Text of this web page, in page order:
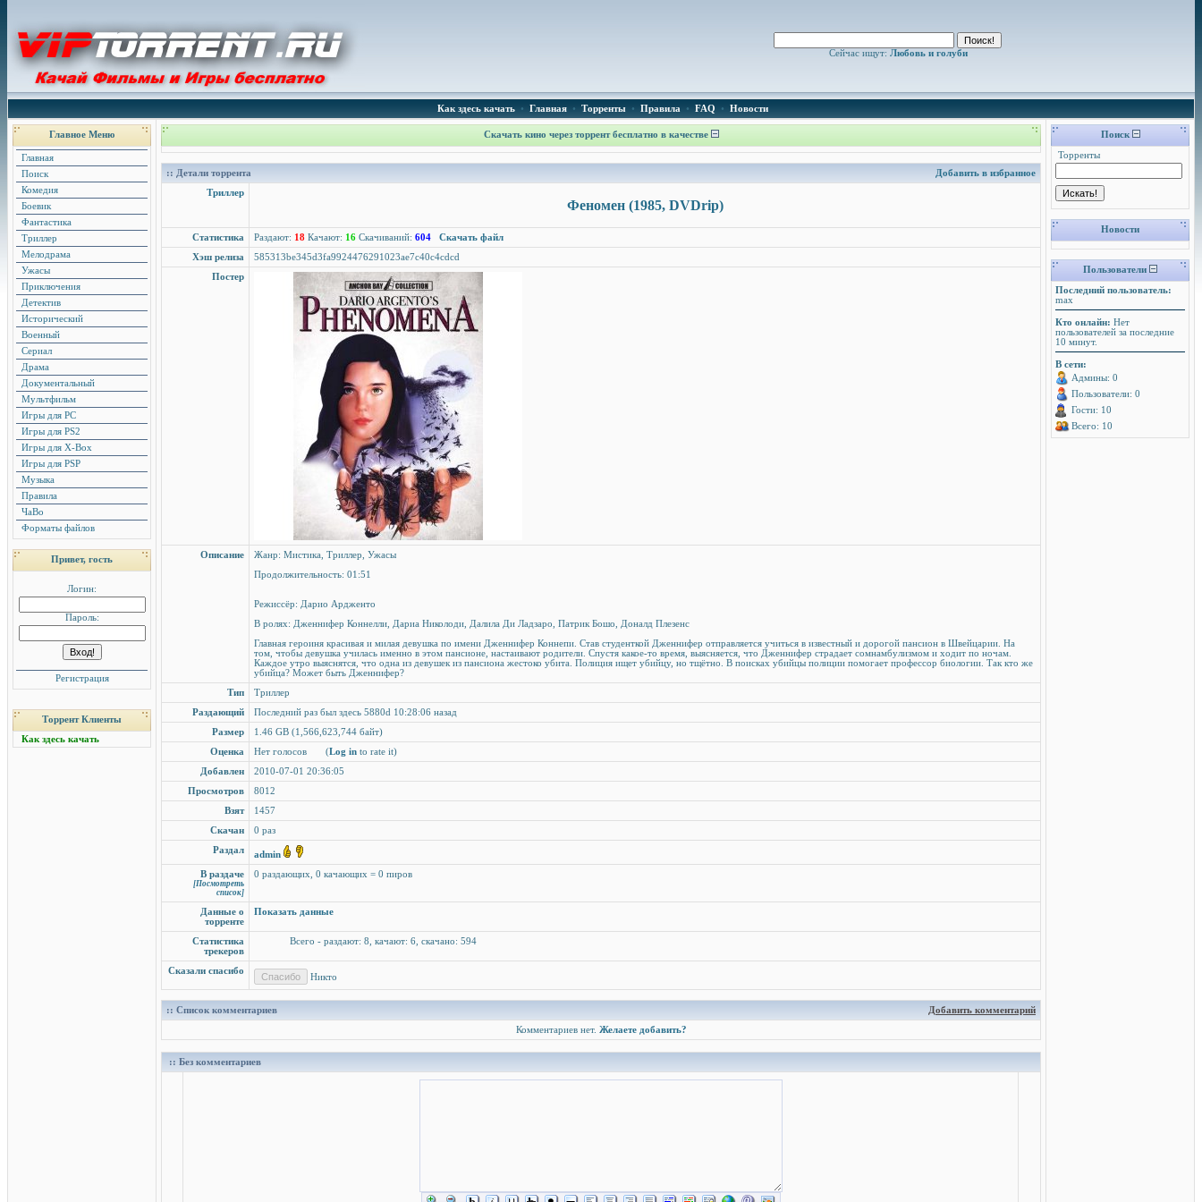
Сейчас ищут: Любовь и голуби
Как здесь качать• Главная• Торренты• Правила • FAQ • Новости
Главное Меню
Главная
Поиск
Комедия
Боевик
Фантастика
Триллер
Мелодрама
Ужасы
Приключения
Детектив
Исторический
Военный
Сериал
Драма
Документальный
Мультфильм
Игры для PC
Игры для PS2
Игры для X-Box
Игры для PSP
Музыка
Правила
ЧаВо
Форматы файлов
Привет, гость
Логин:
Пароль:
Регистрация
Торрент Клиенты
Как здесь качать
Скачать кино через торрент бесплатно в качестве
:: Детали торрента
Добавить в избранное
Триллер
Феномен (1985, DVDrip)
Статистика Раздают: 18 Качают: 16 Скачиваний: 604
Скачать файл
Хэш релиза
585313be345d3fa9924476291023ae7c40c4cdcd
Постер
Описание
Жанр: Мистика, Триллер, Ужасы
Продолжительность: 01:51
Режиссёр: Дарио Ардженто
В ролях: Дженнифер Коннелли, Дариа Николоди, Далила Ди Ладзаро, Патрик Бошо, Доналд Плезенс
Главная героиня красивая и милая девушка по имени Дженнифер Коннепи. Став студенткой Дженнифер отправляется учиться в известный и дорогой пансион в Швейцарии. На
том, чтобы девушка училась именно в этом пансионе, настаивают родители. Спустя какое-то время, выясняется, что Дженнифер страдает сомнамбулизмом и ходит по ночам.
Каждое утро выяснятся, что одна из девушек из пансиона жестоко убита. Полиция ищет убийцу, но тщётно. В поисках убийцы полиции помогает профессор биологии. Так кто же
убийца? Может быть Дженнифер?
Тип
Триллер
Раздающий
Последний раз был здесь 5880d 10:28:06 назад
Размер
1.46 GB (1,566,623,744 байт)
Оценка
Нет голосов (Log in to rate it)
Добавлен
2010-07-01 20:36:05
Просмотров
8012
Взят
1457
Скачан
0 раз
Раздал
admin
В раздаче
[Посмотреть
список]
0 раздающих, 0 качающих = 0 пиров
Данные о
торренте
Показать данные
Статистика
трекеров
Всего - раздают: 8, качают: 6, скачано: 594
Сказали спасибо
Никто
:: Список комментариев
Добавить комментарий
Комментариев нет. Желаете добавить?
:: Без комментариев
Поиск
Торренты
Новости
Пользователи
Последний пользователь:
max
Кто онлайн: Нет
пользователей за последние
10 минут.
В сети:
Админы: 0
Пользователи: 0
Гости: 10
Всего: 10